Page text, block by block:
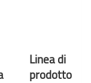
Linea di
prodotto